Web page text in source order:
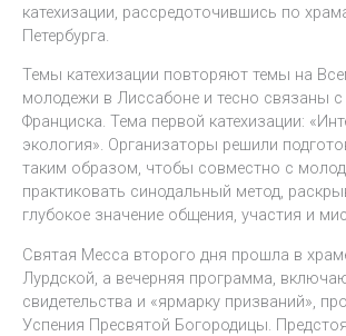
катехизации, рассредоточившись по
Петербурга.
Темы катехизации повторяют темы на
молодежи в Лиссабоне и тесно связаны
Франциска. Тема первой катехизации:
экология». Организаторы решили
таким образом, чтобы совместно с
практиковать синодальный метод,
глубокое значение общения, участия и
Святая Месса второго дня прошла в
Лурдской, а вечерняя программа,
свидетельства и «ярмарку призваний»,
Успения Пресвятой Богородицы.